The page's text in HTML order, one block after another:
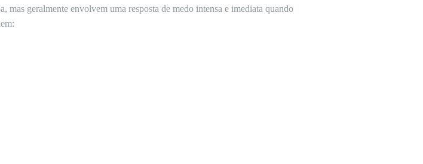
mas geralmente envolvem uma resposta de medo intensa e imediata quando